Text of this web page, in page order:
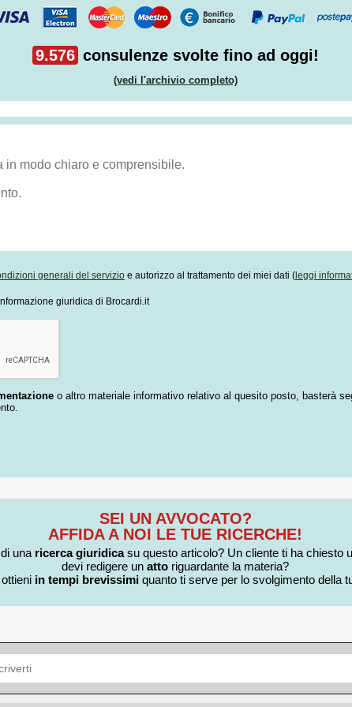
9.576 consulenze svolte fino ad oggi!
(vedi l'archivio completo)
generali del servizio e autorizzo al trattamento dei miei dati ( leggi
giuridica di Brocardi.it
o altro materiale informativo relativo al quesito posto, basterà
SEI UN AVVOCATO?
AFFIDA A NOI LE TUE RICERCHE!
una ricerca giuridicasu questo articolo? Un cliente ti ha chiesto
devi redigere un atto riguardante la materia?
in tempi brevissimi quanto ti serve per lo svolgimento della